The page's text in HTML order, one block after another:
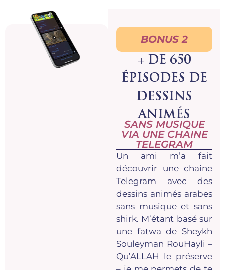
BONUS 2
+ DE 650
ÉPISODES DE
DESSINS
ANIMÉS
SANS MUSIQUE
VIA UNE CHAINE
TELEGRAM
Un ami m’a fait
découvrir une chaine
Telegram avec des
dessins animés arabes
sans musique et sans
shirk. M’étant basé sur
une fatwa de Sheykh
Souleyman RouHayli –
Qu’ALLAH le préserve